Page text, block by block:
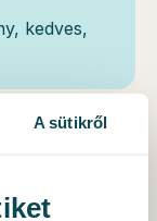
A sütikről
kedves,